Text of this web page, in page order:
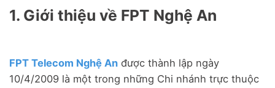
1. Giới thiệu về FPT Nghệ An
FPT Telecom Nghệ An được thành lập ngày
10/4/2009 là một trong những Chi nhánh trực thuộc